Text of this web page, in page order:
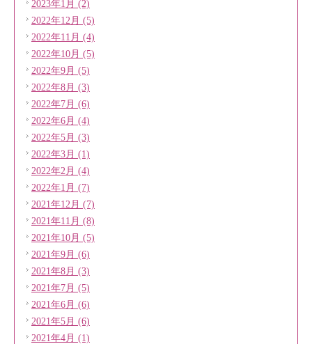
2023年1月 (2)
2022年12月 (5)
2022年11月 (4)
2022年10月 (5)
2022年9月 (5)
2022年8月 (3)
2022年7月 (6)
2022年6月 (4)
2022年5月 (3)
2022年3月 (1)
2022年2月 (4)
2022年1月 (7)
2021年12月 (7)
2021年11月 (8)
2021年10月 (5)
2021年9月 (6)
2021年8月 (3)
2021年7月 (5)
2021年6月 (6)
2021年5月 (6)
2021年4月 (1)